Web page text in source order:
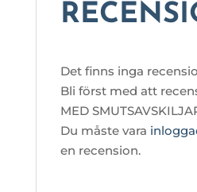
Det finns inga
Bli först med att
MED
Du måste vara
en recension.